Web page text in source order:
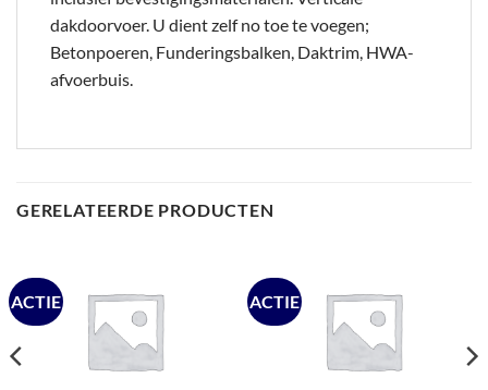
dakdoorvoer. U dient zelf no toe te voegen;
Betonpoeren, Funderingsbalken, Daktrim, HWA-
afvoerbuis.
GERELATEERDE PRODUCTEN
ACTIE ACTIE